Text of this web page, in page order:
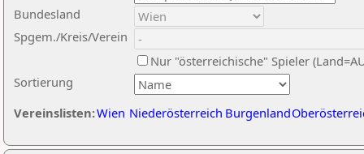
Sortierung
Bundesland
Spgem./Kreis/Verein
Nur "österreichische" Spieler
Vereinslisten:Wien Niederösterreich Burgenland